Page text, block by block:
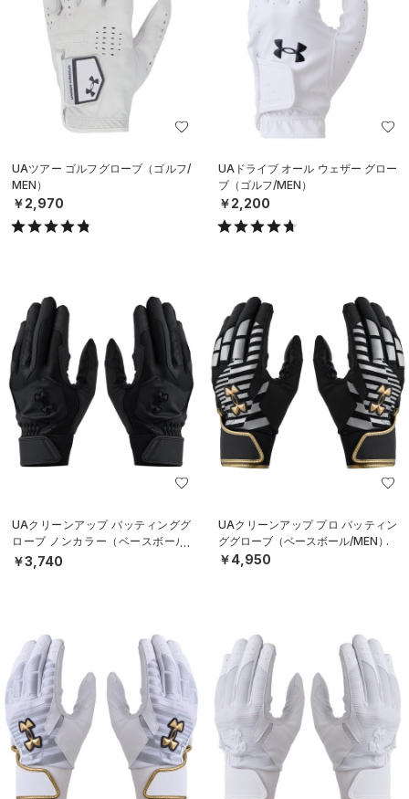
UAツアー ゴルフグローブ（ゴルフ/
MEN）
￥2,970
UAドライブ オール ウェザー グロー
ブ（ゴルフ/MEN）
￥2,200
UAクリーンアップ バッティンググ
ローブ ノンカラー（ベースボール/
MEN）
￥3,740
UAクリーンアップ プロ バッティン
ググローブ（ベースボール/MEN）
￥4,950